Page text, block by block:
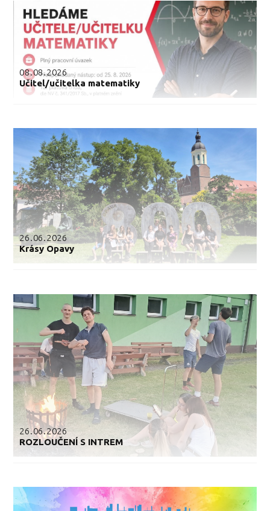
08.08.2026
Učitel/učitelka matematiky
26.06.2026
Krásy Opavy
26.06.2026
ROZLOUČENÍ S INTREM